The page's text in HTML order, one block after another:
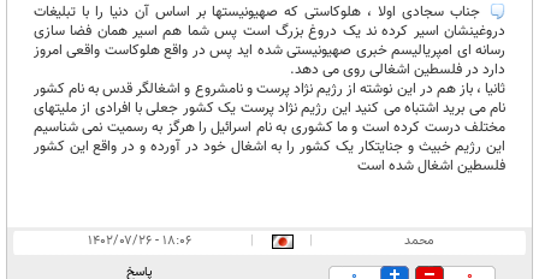
جناب سجادی اولا ، هلوکاستی که صهیونیستها بر اساس آن دنیا را با تبلیغات
دروغینشان اسیر کرده ند یک دروغ بزرگ است پس شما هم اسیر همان فضا سازی
رسانه ای امپریالیسم خبری صهیونیستی شده اید پس در واقع هلوکاست واقعی امروز
دارد در فلسطین اشغالی روی می دهد.
ثانیا ، باز هم در این نوشته از رژیم نژاد پرست و نامشروع و اشغالگر قدس به نام کشور
نام می برید اشتباه می کنید این رژیم نژاد پرست یک کشور جعلی با افرادی از ملیتهای
مختلف درست کرده است و ما کشوری به نام اسرائیل را هرگز به رسمیت نمی شناسیم
این رژیم خبیث و جنایتکار یک کشور را به اشغال خود در آورده و در واقع این کشور
فلسطین اشغال شده است
محمد |
|
۱۸:۰۶ - ۱۴۰۲/۰۷/۲۶
پاسخ